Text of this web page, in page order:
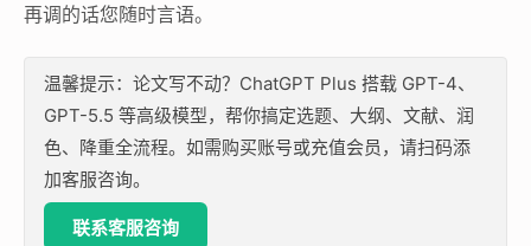
再调的话您随时言语。
温馨提示：论文写不动？ChatGPT Plus 搭载 GPT-4、
GPT-5.5 等高级模型，帮你搞定选题、大纲、文献、润
色、降重全流程。如需购买账号或充值会员，请扫码添
加客服咨询。
联系客服咨询